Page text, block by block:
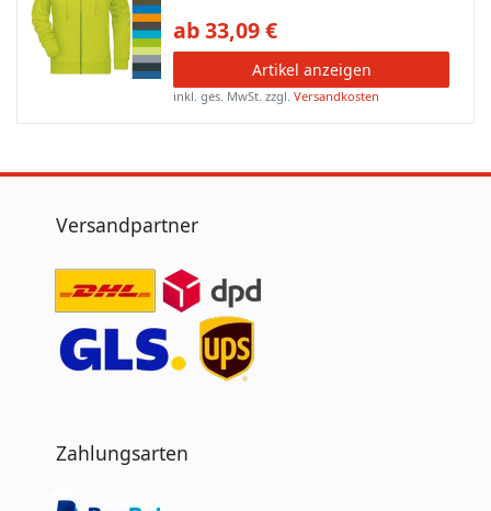
ab 33,09 €
Artikel anzeigen
inkl. ges. MwSt. zzgl.Versandkosten
Versandpartner
Zahlungsarten